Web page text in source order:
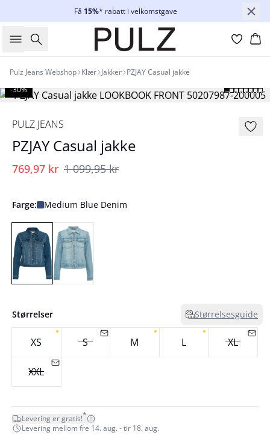
Få 15%* rabatt i velkomstgave
Søk
Pulz Jeans Webshop Klær Jakker PZJAY Casual jakke
-30%
PULZ JEANS
PZJAY Casual jakke
769,97 kr 1 099,95 kr
Farge: Medium Blue Denim
Størrelser Størrelsesguide
XS S M L XL
XXL
Levering er gratis!*
Levering mellom fre 14. aug. - tir 18. aug.